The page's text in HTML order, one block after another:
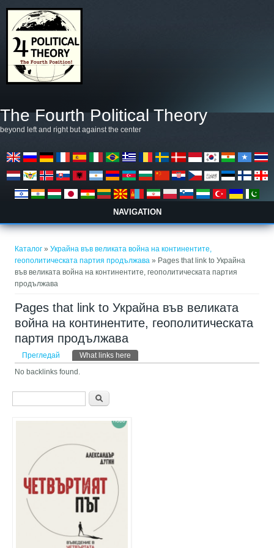
The Fourth Political Theory
beyond left and right but against the center
NAVIGATION
Каталог »Украйна във великата война на континентите,
геополитическата партия продължава » Pages that link to Украйна
във великата война на континентите, геополитическата партия
продължава
Pages that link to Украйна във великата
война на континентите, геополитическата
партия продължава
Primary tabs
Прегледай What links here
No backlinks found.
Форма за търсене